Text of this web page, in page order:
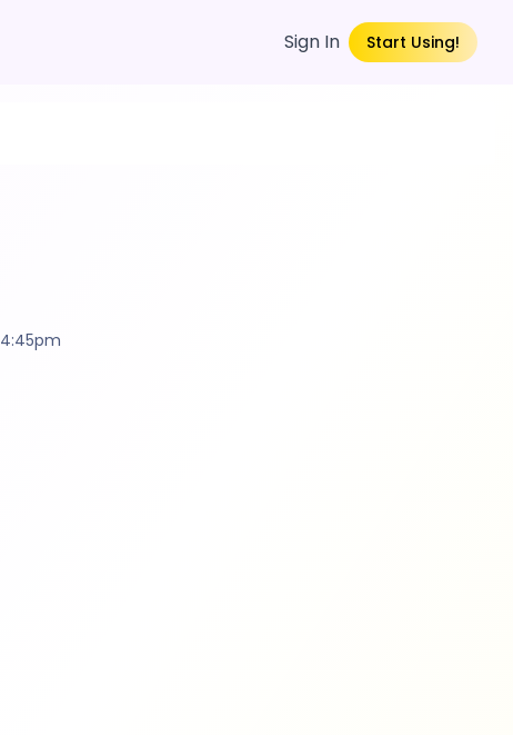
Sign In Start Using!